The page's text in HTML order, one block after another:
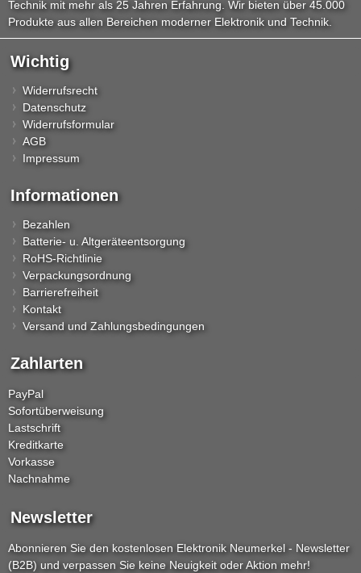
Technik mit mehr als 25 Jahren Erfahrung. Wir bieten über 45.000
Produkte aus allen Bereichen moderner Elektronik und Technik.
Wichtig
Widerrufsrecht
Datenschutz
Widerrufsformular
AGB
Impressum
Informationen
Bezahlen
Batterie- u. Altgeräteentsorgung
RoHS-Richtlinie
Verpackungsordnung
Barrierefreiheit
Kontakt
Versand und Zahlungsbedingungen
Zahlarten
PayPal
Sofortüberweisung
Lastschrift
Kreditkarte
Vorkasse
Nachnahme
Newsletter
Abonnieren Sie den kostenlosen Elektronik Neumerkel - Newsletter
(B2B) und verpassen Sie keine Neuigkeit oder Aktion mehr!